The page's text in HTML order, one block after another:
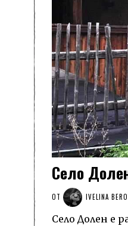
Село
ОТ IVELINA
Село Долен е